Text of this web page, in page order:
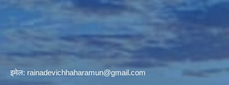
इमेल: rainadevichhaharamun@gmail.com